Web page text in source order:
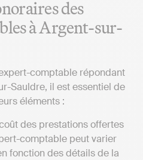
des
à Argent-sur-
comptable répondant
Sauldre, il est essentiel de
éléments :
des prestations offertes
comptable peut varier
fonction des détails de la